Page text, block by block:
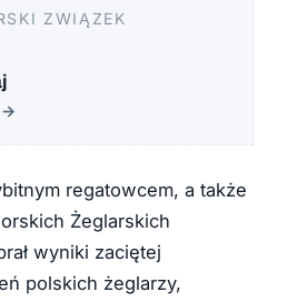
ZWIĄZEK
→
regatowcem, a także
Żeglarskich
wyniki zaciętej
polskich żeglarzy,